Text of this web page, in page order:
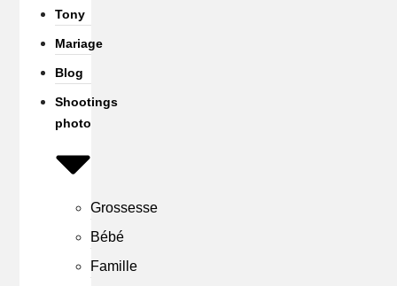
Tony
Mariage
Blog
Shootings
photo
Grossesse
Bébé
Famille